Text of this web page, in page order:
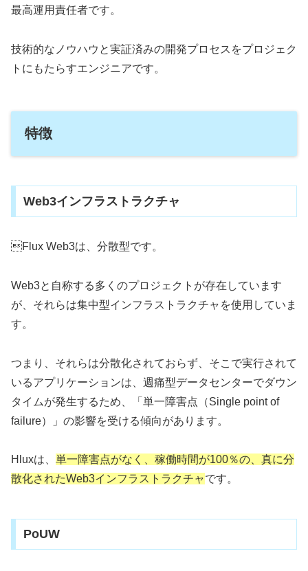
最高運用責任者です。
技術的なノウハウと実証済みの開発プロセスをプロジェク
トにもたらすエンジニアです。
特徴
Web3インフラストラクチャ
Flux Web3は、分散型です。
Web3と自称する多くのプロジェクトが存在しています
が、それらは集中型インフラストラクチャを使用していま
す。
つまり、それらは分散化されておらず、そこで実行されて
いるアプリケーションは、週痛型データセンターでダウン
タイムが発生するため、「単一障害点（Single point of
failure）」の影響を受ける傾向があります。
Hluxは、 単一障害点がなく、稼働時間が100％の、真に分
散化されたWeb3インフラストラクチャです。
PoUW